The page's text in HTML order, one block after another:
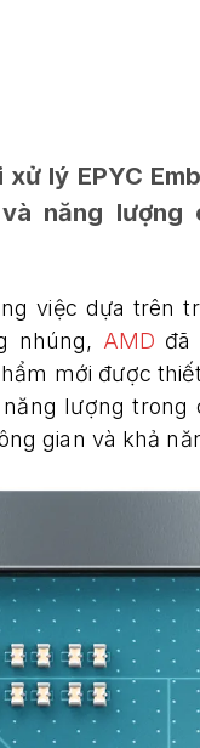
lý EPYC
năng
việc dựa trên
nhúng, AMD đã
mới được
lượng
gian và khả